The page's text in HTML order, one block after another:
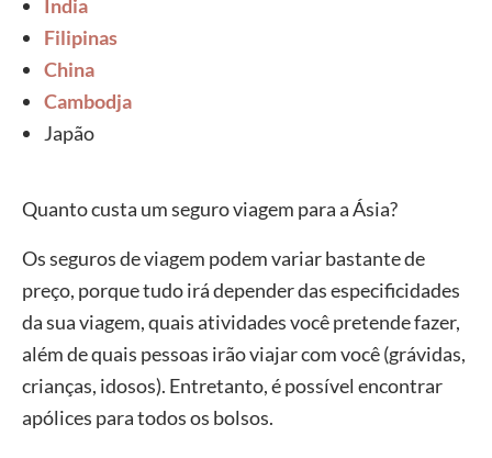
Índia
Filipinas
China
Cambodja
Japão
Quanto custa um seguro viagem para a Ásia?
Os seguros de viagem podem variar bastante de
preço, porque tudo irá depender das especificidades
da sua viagem, quais atividades você pretende fazer,
além de quais pessoas irão viajar com você (grávidas,
crianças, idosos). Entretanto, é possível encontrar
apólices para todos os bolsos.